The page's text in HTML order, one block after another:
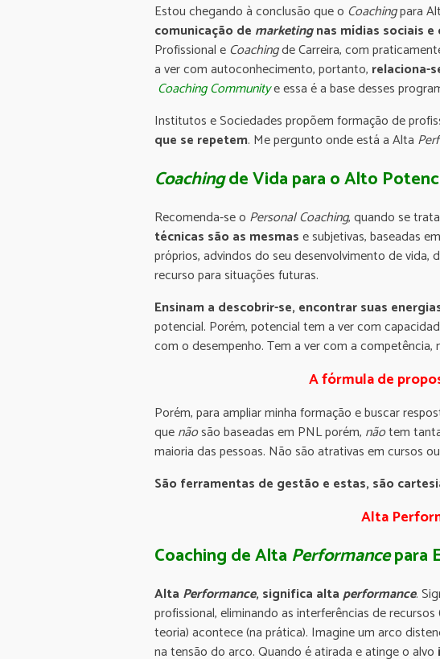
Estou chegando à conclusão que o Coachingpara
comunicação de marketingnas mídias sociais
Profissional eCoachingde Carreira, com
a ver com autoconhecimento, portanto, relaciona-
CoachingCommunitye essa é a base desses
Institutos e Sociedades propõem formação de
que se repetem. Me pergunto onde está a Alta
Coachingde Vida para o Alto
Recomenda-se o Personal Coaching, quando se
técnicas são as mesmase subjetivas, baseadas
próprios, advindos do seu desenvolvimento de
recurso para situações futuras.
Ensinam a descobrir-se, encontrar suas
potencial. Porém, potencial tem a ver com
com o desempenho. Tem a ver com a competência,
A fórmula de
Porém, para ampliar minha formação e buscar
quenãosão baseadas em PNL porém, nãotem tanta
maioria das pessoas. Não são atrativas em cursos
São ferramentas de gestão e estas, são
Alta
Coaching de Alta Performancepara
Alta Performance, significa altaperformance.
profissional, eliminando as interferências de
teoria) acontece (na prática). Imagine um arco
na tensão do arco. Quando é atirada e atinge o alvo